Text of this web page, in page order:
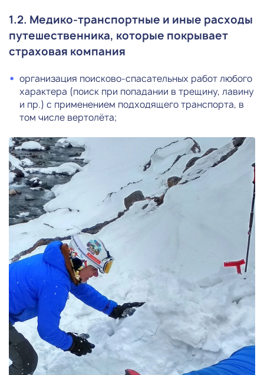
1.2. Медико-транспортные и иные расходы
путешественника, которые покрывает
страховая компания
организация поисково-спасательных работ любого
характера (поиск при попадании в трещину, лавину
и пр.) с применением подходящего транспорта, в
том числе вертолёта;